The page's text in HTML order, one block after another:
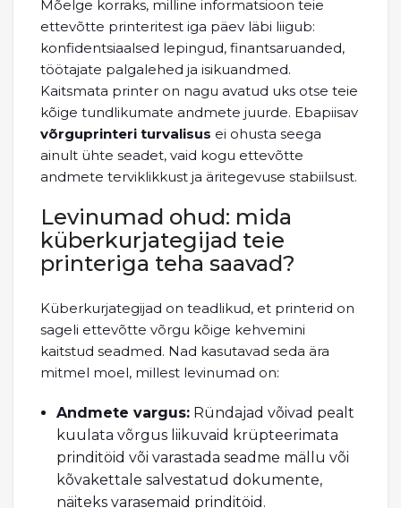
Mõelge korraks, milline informatsioon teie
ettevõtte printeritest iga päev läbi liigub:
konfidentsiaalsed lepingud, finantsaruanded,
töötajate palgalehed ja isikuandmed.
Kaitsmata printer on nagu avatud uks otse teie
kõige tundlikumate andmete juurde. Ebapiisav
võrguprinteri turvalisus ei ohusta seega
ainult ühte seadet, vaid kogu ettevõtte
andmete terviklikkust ja äritegevuse stabiilsust.
Levinumad ohud: mida
küberkurjategijad teie
printeriga teha saavad?
Küberkurjategijad on teadlikud, et printerid on
sageli ettevõtte võrgu kõige kehvemini
kaitstud seadmed. Nad kasutavad seda ära
mitmel moel, millest levinumad on:
Andmete vargus: Ründajad võivad pealt
kuulata võrgus liikuvaid krüpteerimata
prinditöid või varastada seadme mällu või
kõvakettale salvestatud dokumente,
näiteks varasemaid prinditöid.